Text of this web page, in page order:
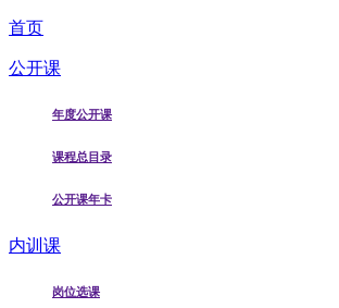
首页
公开课
年度公开课
课程总目录
公开课年卡
内训课
岗位选课